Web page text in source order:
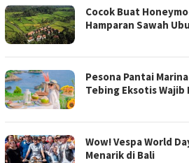
Cocok Buat
Hamparan Sawah
Pesona Pantai
Tebing Eksotis
Wow! Vespa World
Menarik di Bali